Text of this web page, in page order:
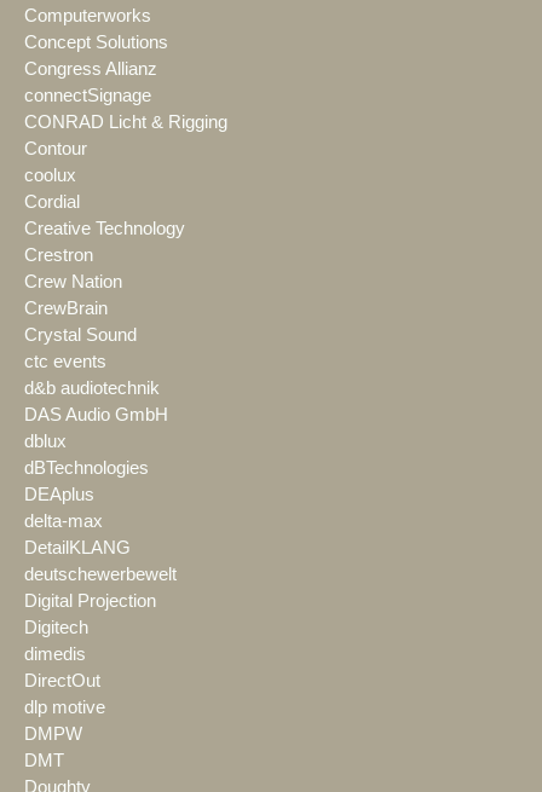
Computerworks
Concept Solutions
Congress Allianz
connectSignage
CONRAD Licht & Rigging
Contour
coolux
Cordial
Creative Technology
Crestron
Crew Nation
CrewBrain
Crystal Sound
ctc events
d&b audiotechnik
DAS Audio GmbH
dblux
dBTechnologies
DEAplus
delta-max
DetailKLANG
deutschewerbewelt
Digital Projection
Digitech
dimedis
DirectOut
dlp motive
DMPW
DMT
Doughty